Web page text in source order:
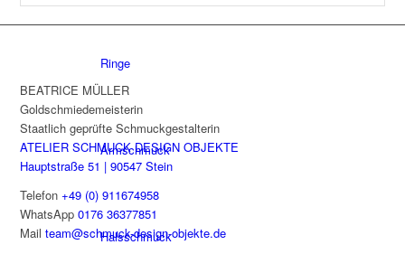
Ringe
Armschmuck
Halsschmuck
BEATRICE MÜLLER
Goldschmiedemeisterin
Staatlich geprüfte Schmuckgestalterin
ATELIER SCHMUCK DESIGN OBJEKTE
Hauptstraße 51 | 90547 Stein
Telefon+49 (0) 911674958
WhatsApp0176 36377851
Mailteam@schmuck-design-objekte.de